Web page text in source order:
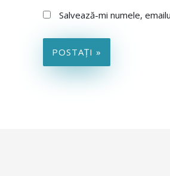
Salvează-mi numele,